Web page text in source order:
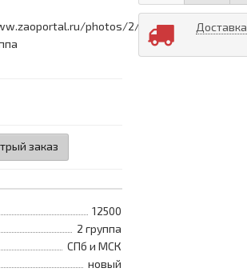
photos/2/0/20100511114323.jpg
заказ
12500
2 группа
СПб и МСК
новый
Доставка